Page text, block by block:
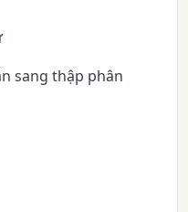
sang thập phân